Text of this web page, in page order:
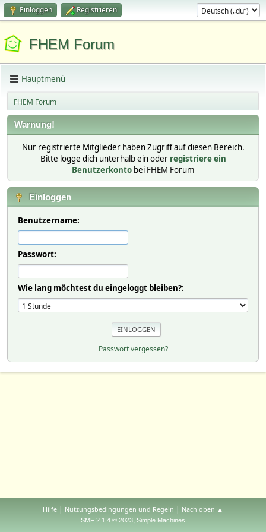
Einloggen Registrieren
FHEM Forum
Hauptmenü
FHEM Forum
Warnung!
Nur registrierte Mitglieder haben Zugriff auf diesen Bereich.
Bitte logge dich unterhalb ein oder registriere ein
Benutzerkonto bei FHEM Forum
Einloggen
Benutzername:
Passwort:
Wie lang möchtest du eingeloggt bleiben?:
Passwort vergessen?
Hilfe | Nutzungsbedingungen und Regeln | Nach oben ▲
SMF 2.1.4 © 2023, Simple Machines